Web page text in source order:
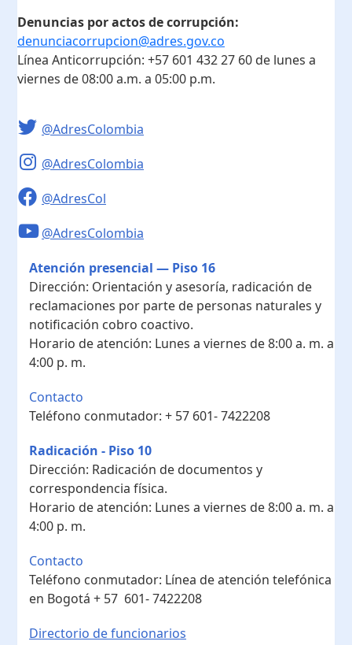
Denuncias por actos de corrupción:
denunciacorrupcion@adres.gov.co
Línea Anticorrupción: +57 601 432 27 60 de lunes a
viernes de 08:00 a.m. a 05:00 p.m.
@AdresColombia
@AdresColombia
@AdresCol
@AdresColombia
Atención presencial — Piso 16
Dirección: Orientación y asesoría, radicación de
reclamaciones por parte de personas naturales y
notificación cobro coactivo.
Horario de atención: Lunes a viernes de 8:00 a. m. a
4:00 p. m.
Contacto
Teléfono conmutador: + 57 601- 7422208
Radicación - Piso 10
Dirección: Radicación de documentos y
correspondencia física.
Horario de atención: Lunes a viernes de 8:00 a. m. a
4:00 p. m.
Contacto
Teléfono conmutador: Línea de atención telefónica
en Bogotá ​+ 57 601- 7422208
Directorio de funcionarios